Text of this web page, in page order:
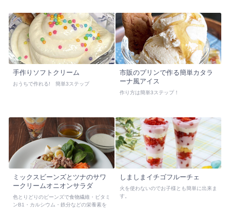
手作りソフトクリーム
おうちで作れる! 簡単3ステップ
市販のプリンで作る簡単カタラ
ーナ風アイス
作り方は簡単3ステップ！
ミックスビーンズとツナのサワ
ークリームオニオンサラダ
色とりどりのビーンズで食物繊維・ビタミ
ンB1・カルシウム・鉄分などの栄養素を
しましまイチゴフルーチェ
火を使わないのでお子様とも簡単に出来ま
す。